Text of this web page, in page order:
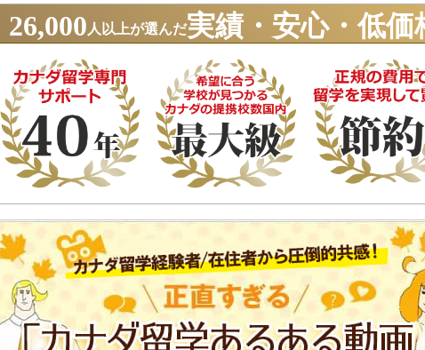
26,000 人以上が選んだ実績・安心・低価